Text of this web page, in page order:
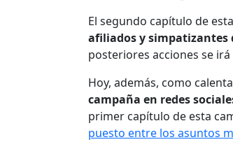
El segundo capítulo de
afiliados y simpatizantes
posteriores acciones se
Hoy, además, como
campaña en redes
primer capítulo de esta
puesto entre los asuntos